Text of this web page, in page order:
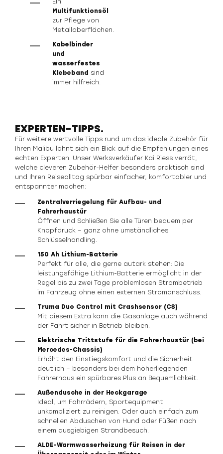
Ein
Multifunktionsöl
zur Pflege von
Metalloberflächen.
Kabelbinder
und
wasserfestes
Klebeband sind
immer hilfreich.
EXPERTEN-TIPPS.
Für weitere wertvolle Tipps rund um das ideale Zubehör für
Ihren Malibu lohnt sich ein Blick auf die Empfehlungen eines
echten Experten. Unser Werksverkäufer Kai Riess verrät,
welche cleveren Zubehör-Helfer besonders praktisch sind
und Ihren Reisealltag spürbar einfacher, komfortabler und
entspannter machen:
Zentralverriegelung für Aufbau- und
Fahrerhaustür
Öffnen und Schließen Sie alle Türen bequem per
Knopfdruck – ganz ohne umständliches
Schlüsselhandling.
150 Ah Lithium-Batterie
Perfekt für alle, die gerne autark stehen: Die
leistungsfähige Lithium-Batterie ermöglicht in der
Regel bis zu zwei Tage problemlosen Strombetrieb
im Fahrzeug ohne einen externen Stromanschluss.
Truma Duo Control mit Crashsensor (CS)
Mit diesem Extra kann die Gasanlage auch während
der Fahrt sicher in Betrieb bleiben.
Elektrische Trittstufe für die Fahrerhaustür (bei
Mercedes-Chassis)
Erhöht den Einstiegskomfort und die Sicherheit
deutlich – besonders bei dem höherliegenden
Fahrerhaus ein spürbares Plus an Bequemlichkeit.
Außendusche in der Heckgarage
Ideal, um Fahrrädern, Sportequipment
unkompliziert zu reinigen. Oder auch einfach zum
schnellen Abduschen von Hund oder Füßen nach
einem ausgiebigen Strandbesuch.
ALDE-Warmwasserheizung für Reisen in der